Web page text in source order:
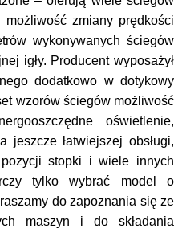
zmiany prędkości
wykonywanych ściegów
igły. Producent wyposażył
dodatkowo w dotykowy
wzorów ściegów możliwość
oświetlenie,
jeszcze łatwiejszej obsługi,
stopki i wiele innych
tylko wybrać model o
do zapoznania się ze
maszyn i do składania